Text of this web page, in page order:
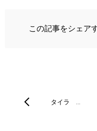
この記事をシェア
タイラ …